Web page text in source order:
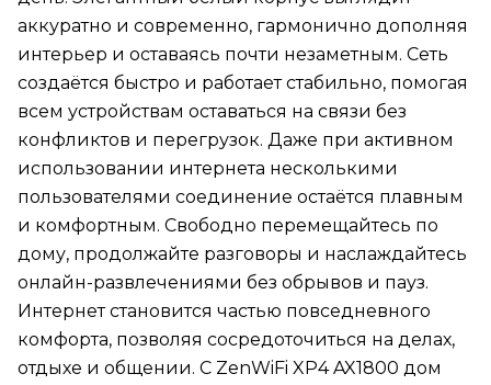
аккуратно и современно, гармонично дополняя
интерьер и оставаясь почти незаметным. Сеть
создаётся быстро и работает стабильно, помогая
всем устройствам оставаться на связи без
конфликтов и перегрузок. Даже при активном
использовании интернета несколькими
пользователями соединение остаётся плавным
и комфортным. Свободно перемещайтесь по
дому, продолжайте разговоры и наслаждайтесь
онлайн-развлечениями без обрывов и пауз.
Интернет становится частью повседневного
комфорта, позволяя сосредоточиться на делах,
отдыхе и общении. С ZenWiFi XP4 AX1800 дом